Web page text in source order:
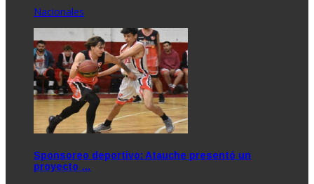
Nacionales
Sponsoreo deportivo: Atauche presentó un
proyecto …